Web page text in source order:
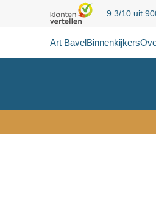
9.3/10 uit
Art BavelBinnenkijkers